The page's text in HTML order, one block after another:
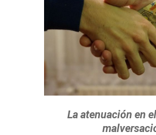
La atenuación en